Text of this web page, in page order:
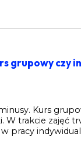
grupowy czy
Kurs
W trakcie zajęć
pracy